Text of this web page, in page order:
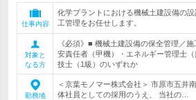
仕事内容
化学プラントにおける機械土建設備の
工管理をお任せします。
対象と
なる方
《必須》■ 機械土建設備の保全管理／
安責任者（甲機）・エネルギー管理士
技士（1級）のいずれか
勤務地
＜京葉モノマー株式会社＞ 市原市五井
体社員としての採用のうえ、 当社の…